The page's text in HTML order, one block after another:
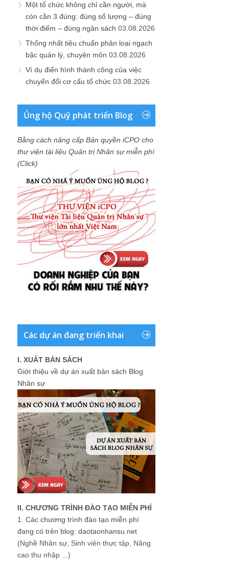
Một tổ chức không chỉ cần người, mà
còn cần 3 đúng: đúng số lượng – đúng
thời điểm – đúng ngân sách 03.08.2026
Thống nhất tiêu chuẩn phân loại ngạch
bậc quản lý, chuyên môn 03.08.2026
Ví dụ điển hình thành công của việc
chuyển đổi cơ cấu tổ chức 03.08.2026
Ủng hộ Quỹ phát triển Blog
Bằng cách nâng cấp Bản quyền iCPO cho
thư viện tài liệu Quản trị Nhân sự miễn phí
(Click)
Các dự án đang triển khai
I. XUẤT BẢN SÁCH
Giới thiệu về dự án xuất bản sách Blog
Nhân sự
II. CHƯƠNG TRÌNH ĐÀO TẠO MIỄN PHÍ
1. Các chương trình đào tạo miễn phí
đang có trên blog: daotaonhansu.net
(Nghề Nhân sự, Sinh viên thực tập, Nâng
cao thu nhập ...)